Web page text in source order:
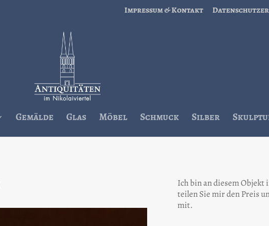
Impressum & Kontakt
Gemälde Glas Möbel Schmuck Silber
Ich bin an diesem
teilen Sie mir den Preis
mit.